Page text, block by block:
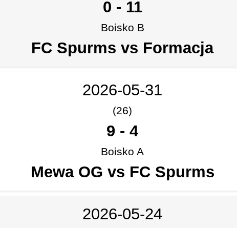
0 - 11
Boisko B
FC Spurms vs Formacja
2026-05-31
(26)
9 - 4
Boisko A
Mewa OG vs FC Spurms
2026-05-24